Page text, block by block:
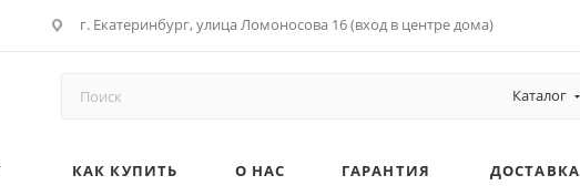
г. Екатеринбург, улица Ломоносова 16 (вход в центре дома)
Каталог
КАК КУПИТЬ О НАС ГАРАНТИЯ ДОСТАВКА